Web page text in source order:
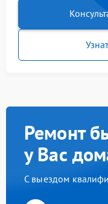
Ремонт
у Вас
С выездом